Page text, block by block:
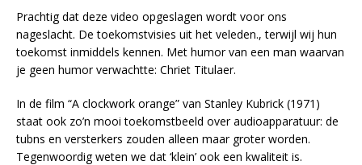
Prachtig dat deze video opgeslagen wordt voor ons
nageslacht. De toekomstvisies uit het veleden., terwijl wij hun
toekomst inmiddels kennen. Met humor van een man waarvan
je geen humor verwachtte: Chriet Titulaer.
In de film “A clockwork orange” van Stanley Kubrick (1971)
staat ook zo’n mooi toekomstbeeld over audioapparatuur: de
tubns en versterkers zouden alleen maar groter worden.
Tegenwoordig weten we dat ‘klein’ ook een kwaliteit is.